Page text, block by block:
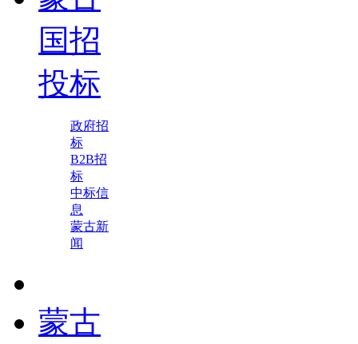
国招
投标
政府招
标
B2B招
标
中标信
息
蒙古新
闻
蒙古